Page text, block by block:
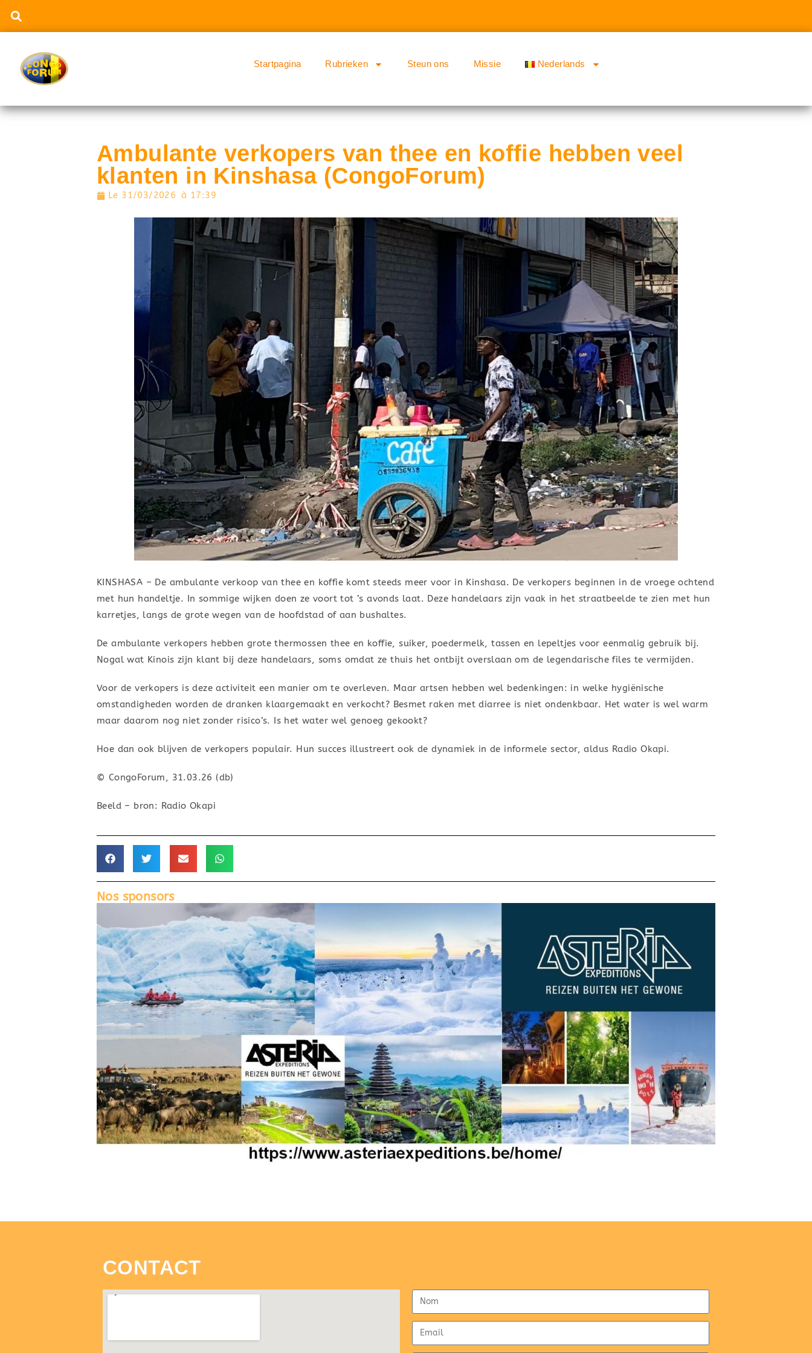
Startpagina Rubrieken Steun ons Missie Nederlands
Ambulante verkopers van thee en koffie hebben veel
klanten in Kinshasa (CongoForum)
Le 31/03/2026 à 17:39
KINSHASA – De ambulante verkoop van thee en koffie komt steeds meer voor in Kinshasa. De verkopers beginnen in de vroege ochtend
met hun handeltje. In sommige wijken doen ze voort tot ’s avonds laat. Deze handelaars zijn vaak in het straatbeelde te zien met hun
karretjes, langs de grote wegen van de hoofdstad of aan bushaltes.
De ambulante verkopers hebben grote thermossen thee en koffie, suiker, poedermelk, tassen en lepeltjes voor eenmalig gebruik bij.
Nogal wat Kinois zijn klant bij deze handelaars, soms omdat ze thuis het ontbijt overslaan om de legendarische files te vermijden.
Voor de verkopers is deze activiteit een manier om te overleven. Maar artsen hebben wel bedenkingen: in welke hygiënische
omstandigheden worden de dranken klaargemaakt en verkocht? Besmet raken met diarree is niet ondenkbaar. Het water is wel warm
maar daarom nog niet zonder risico’s. Is het water wel genoeg gekookt?
Hoe dan ook blijven de verkopers populair. Hun succes illustreert ook de dynamiek in de informele sector, aldus Radio Okapi.
© CongoForum, 31.03.26 (db)
Beeld – bron: Radio Okapi
Nos sponsors
CONTACT